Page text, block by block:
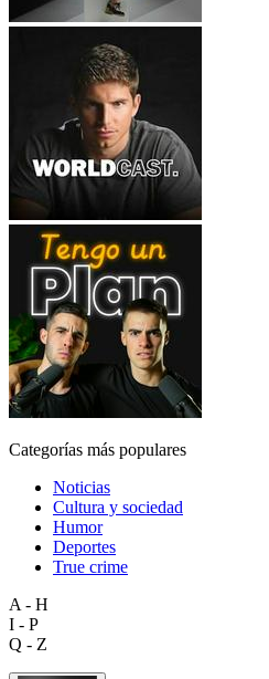
Categorías más populares
Noticias
Cultura y sociedad
Humor
Deportes
True crime
A - H
I - P
Q - Z